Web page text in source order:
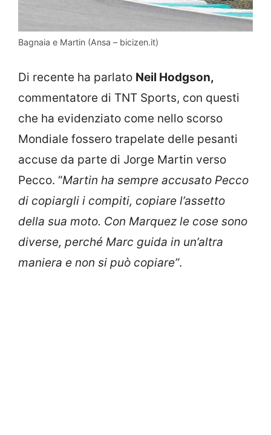
Bagnaia e Martin (Ansa – bicizen.it)
Di recente ha parlato Neil Hodgson,
commentatore di TNT Sports, con questi
che ha evidenziato come nello scorso
Mondiale fossero trapelate delle pesanti
accuse da parte di Jorge Martin verso
Pecco. “Martin ha sempre accusato Pecco
di copiargli i compiti, copiare l’assetto
della sua moto. Con Marquez le cose sono
diverse, perché Marc guida in un’altra
maniera e non si può copiare”.